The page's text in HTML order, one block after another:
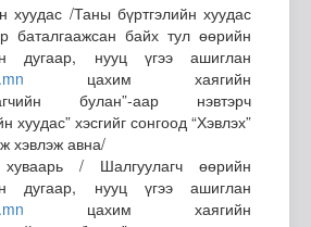
хуудас /Таны бүртгэлийн хуудас
баталгаажсан байх тул өөрийн
дугаар, нууц үгээ ашиглан
цахим хаягийн
булан”-аар нэвтэрч
хуудас” хэсгийг сонгоод “Хэвлэх”
хэвлэж авна/
/ Шалгуулагч өөрийн
дугаар, нууц үгээ ашиглан
цахим хаягийн